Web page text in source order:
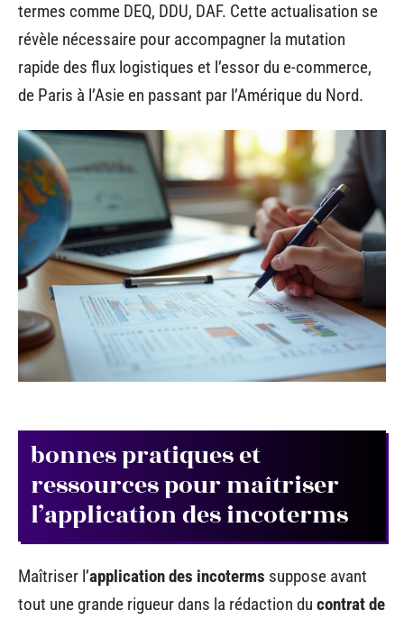
termes comme DEQ, DDU, DAF. Cette actualisation se
révèle nécessaire pour accompagner la mutation
rapide des flux logistiques et l’essor du e-commerce,
de Paris à l’Asie en passant par l’Amérique du Nord.
bonnes pratiques et
ressources pour maîtriser
l’application des incoterms
Maîtriser l’application des incoterms suppose avant
tout une grande rigueur dans la rédaction du contrat de